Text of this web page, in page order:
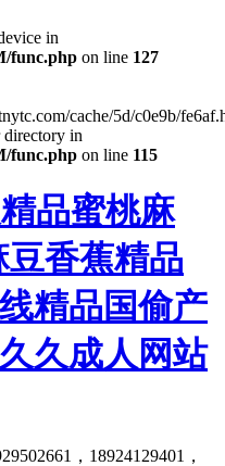
in
func.php on line 127
cache/5d/c0e9b/
directory in
func.php on line 115
品蜜桃麻
香蕉精品
精品国偷产
久成人网站
，18924129401，